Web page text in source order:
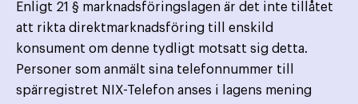
Enligt 21 § marknadsföringslagen är det inte tillåtet
att rikta direktmarknadsföring till enskild
konsument om denne tydligt motsatt sig detta.
Personer som anmält sina telefonnummer till
spärregistret NIX-Telefon anses i lagens mening